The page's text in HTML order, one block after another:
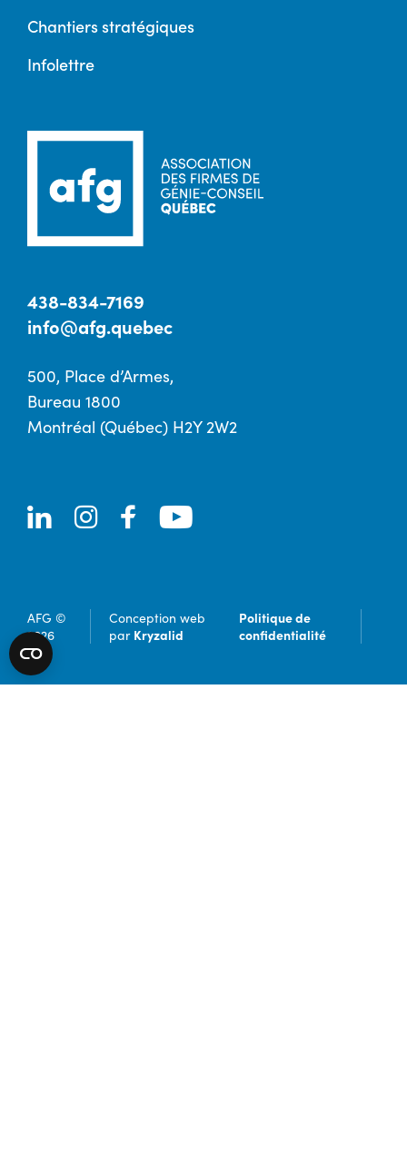
Chantiers stratégiques
Infolettre
438-834-7169
info@afg.quebec
500, Place d’Armes,
Bureau 1800
Montréal (Québec) H2Y 2W2
AFG ©
2026
Conception web
par Kryzalid
Politique de
confidentialité